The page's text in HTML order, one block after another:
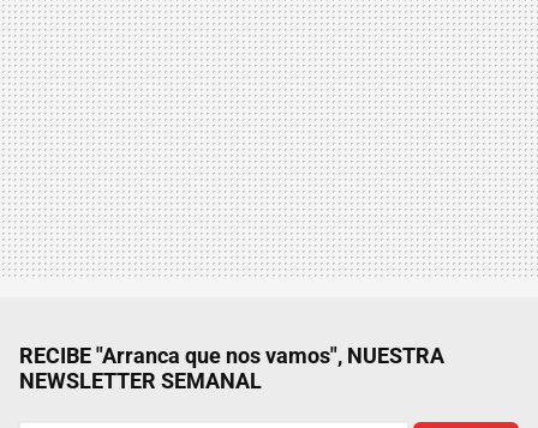
RECIBE "Arranca que nos vamos", NUESTRA
NEWSLETTER SEMANAL